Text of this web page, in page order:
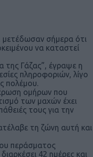
μετέδωσαν σήμερα ότι
να καταστεί
της Γάζας”, έγραψε η
πληροφοριών, λίγο
πολέμου.
ομήρων που
των μαχών έχει
τους για την
τη ζώνη αυτή και
περάσματος
42 ημέρες και